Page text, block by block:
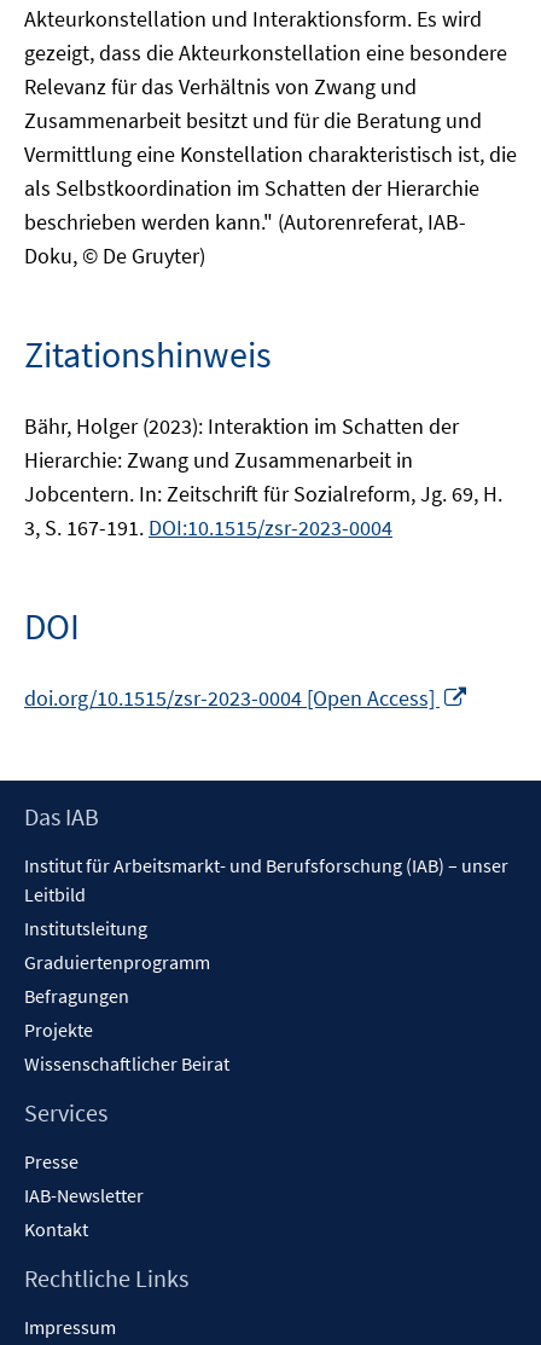
Akteurkonstellation und Interaktionsform. Es wird
gezeigt, dass die Akteurkonstellation eine besondere
Relevanz für das Verhältnis von Zwang und
Zusammenarbeit besitzt und für die Beratung und
Vermittlung eine Konstellation charakteristisch ist, die
als Selbstkoordination im Schatten der Hierarchie
beschrieben werden kann." (Autorenreferat, IAB-
Doku, © De Gruyter)
Zitationshinweis
Bähr, Holger (2023): Interaktion im Schatten der
Hierarchie: Zwang und Zusammenarbeit in
Jobcentern. In: Zeitschrift für Sozialreform, Jg. 69, H.
3, S. 167-191. DOI:10.1515/zsr-2023-0004
DOI
doi.org/10.1515/zsr-2023-0004 [Open Access]
öffnen
Footer
Das IAB
Institut für Arbeitsmarkt- und Berufsforschung (IAB) – unser
Leitbild
Institutsleitung
Graduiertenprogramm
Befragungen
Projekte
Wissenschaftlicher Beirat
Services
Presse
IAB-Newsletter
Kontakt
Rechtliche Links
Impressum